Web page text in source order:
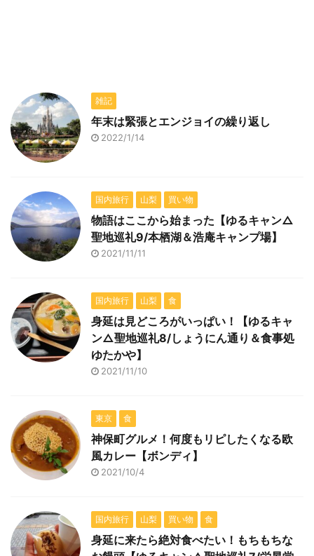
雑記
年末は緊張とエンジョイの繰り返し
2022/1/14
国内旅行 山梨 買い物
物語はここから始まった【ゆるキャン△
聖地巡礼9/本栖湖＆浩庵キャンプ場】
2021/11/11
国内旅行 山梨 食
身延は見どころがいっぱい！【ゆるキャ
ン△聖地巡礼8/しょうにん通り＆食事処
ゆたかや】
2021/11/10
東京 食
神保町グルメ！何度もリピしたくなる欧
風カレー【ボンディ】
2021/10/4
国内旅行 山梨 買い物 食
身延に来たら絶対食べたい！もちもちな